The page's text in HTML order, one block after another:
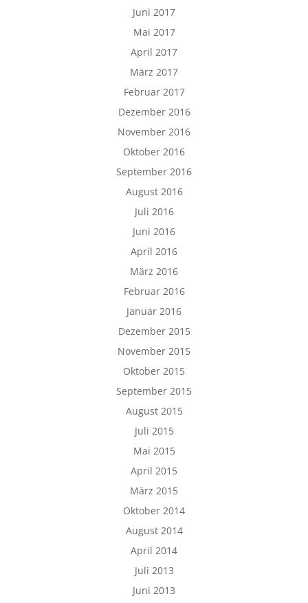
Juni 2017
Mai 2017
April 2017
März 2017
Februar 2017
Dezember 2016
November 2016
Oktober 2016
September 2016
August 2016
Juli 2016
Juni 2016
April 2016
März 2016
Februar 2016
Januar 2016
Dezember 2015
November 2015
Oktober 2015
September 2015
August 2015
Juli 2015
Mai 2015
April 2015
März 2015
Oktober 2014
August 2014
April 2014
Juli 2013
Juni 2013